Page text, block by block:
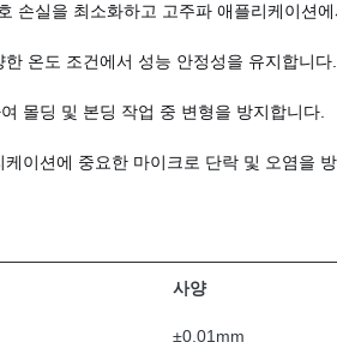
손실을 최소화하고 고주파 애플리케이션
온도 조건에서 성능 안정성을 유지합니다.
몰딩 및 본딩 작업 중 변형을 방지합니다.
이션에 중요한 마이크로 단락 및 오염을 방
사양
±0.01mm